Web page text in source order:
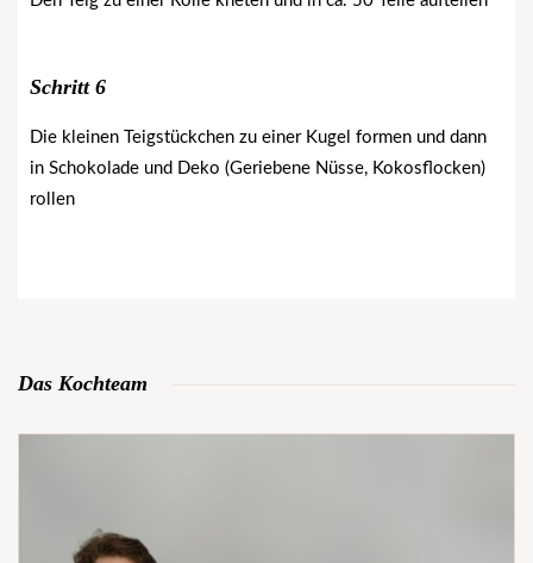
Schritt 6
Die kleinen Teigstückchen zu einer Kugel formen und dann
in Schokolade und Deko (Geriebene Nüsse, Kokosflocken)
rollen
Das Kochteam